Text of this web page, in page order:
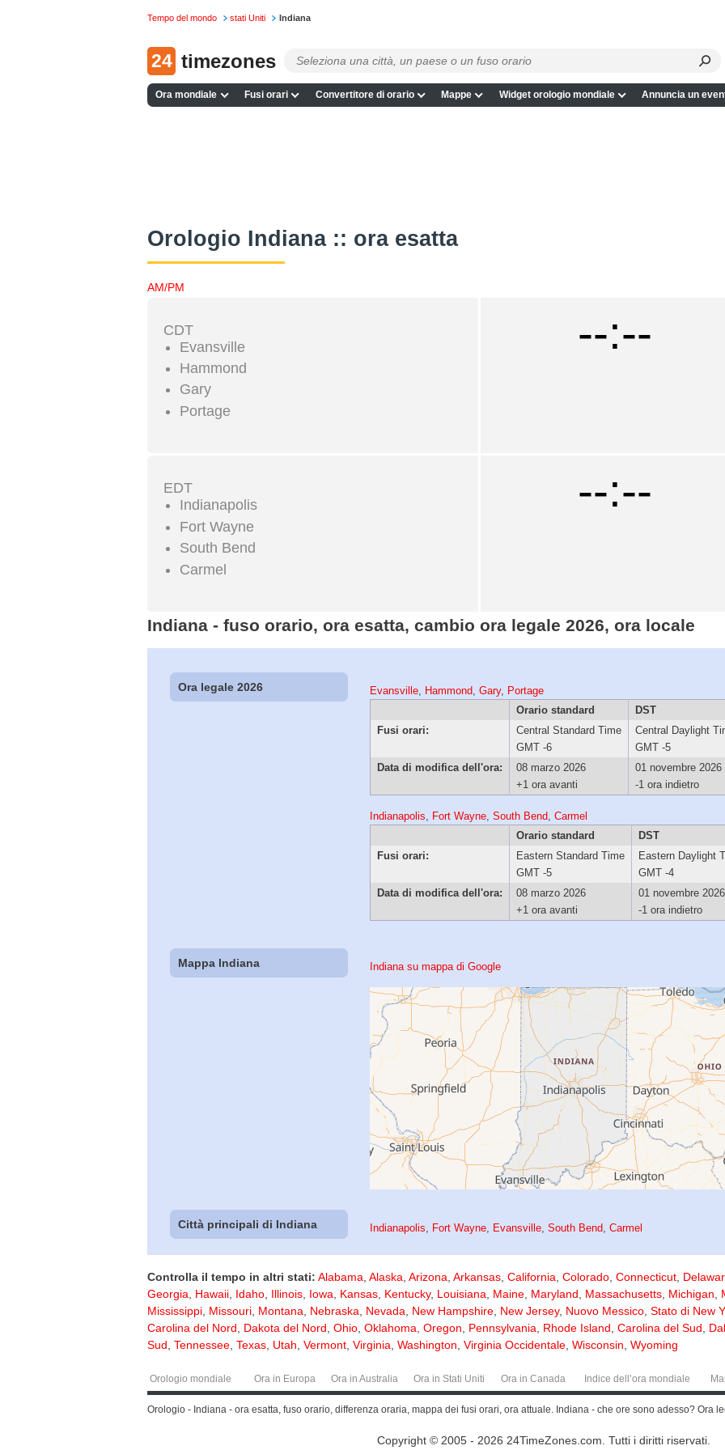
Tempo del mondo stati Uniti Indiana
24 timezones
Ora mondiale Fusi orari Convertitore di orario Mappe Widget orologio mondiale Annuncia un
Orologio Indiana :: ora esatta
AM/PM
CDT
Evansville
Hammond
Gary
Portage
--:--
EDT
Indianapolis
Fort Wayne
South Bend
Carmel
--:--
Indiana - fuso orario, ora esatta, cambio ora legale 2026, ora locale
Ora legale 2026 Evansville Hammond ,Gary, Portage
Orario standard
DST
Fusi orari:
Central Standard Time
GMT -6
Central Daylight
GMT -5
Data di modifica dell'ora:
08 marzo 2026
+1 ora avanti
01 novembre 2026
-1 ora indietro
Indianapolis Fort Wayne ,South Bend ,Carmel
Orario standard
DST
Fusi orari:
Eastern Standard Time
GMT -5
Eastern Daylight
GMT -4
Data di modifica dell'ora:
08 marzo 2026
+1 ora avanti
01 novembre 2026
-1 ora indietro
Mappa Indiana Indiana su mappa di Google
Città principali di Indiana Indianapolis Fort Wayne Evansville ,South Bend ,Carmel
Controlla il tempo in altri stati: Alabama Alaska Arizona Arkansas California Colorado Connecticut
Georgia
Hawaii Idaho Illinois Iowa Kansas Kentucky, Louisiana Maine Maryland Massachusetts Michigan
Mississippi Missouri Montana Nebraska Nevada New Hampshire New Jersey, Nuovo Messico Stato di New
Carolina del Nord
Dakota del Nord Ohio Oklahoma Oregon Pennsylvania Rhode Island Carolina del Sud
Sud Tennessee Texas Utah Vermont Virginia Washington Virginia Occidentale Wisconsin Wyoming
Orologio mondiale Ora in Europa Ora in Australia Ora in Stati Uniti Ora in Canada Indice dell’ora mondiale
Orologio - Indiana - ora esatta, fuso orario, differenza oraria, mappa dei fusi orari, ora attuale. Indiana - che ore sono adesso? Ora
Copyright © 2005 - 2026 24TimeZones.com. Tutti i diritti riservati.